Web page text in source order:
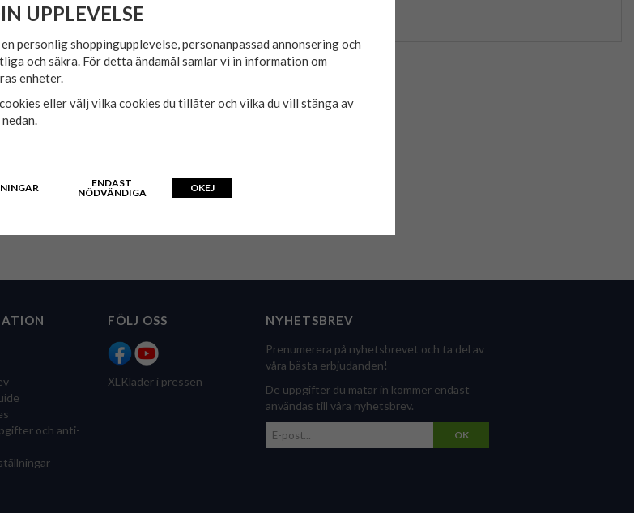
Tillverkare: Jack & Jones
och anti-
FÖLJ OSS
XLKläder i pressen
NYHETSBREV
Prenumerera på nyhetsbrevet och ta del av
våra bästa erbjudanden!
De uppgifter du matar in kommer endast
användas till våra nyhetsbrev.
OK
UPPLEVELSE
personlig shoppingupplevelse, personanpassad annonsering och
och säkra. För detta ändamål samlar vi in information om
enheter.
eller välj vilka cookies du tillåter och vilka du vill stänga av
ENDAST
NÖDVÄNDIGA
OKEJ